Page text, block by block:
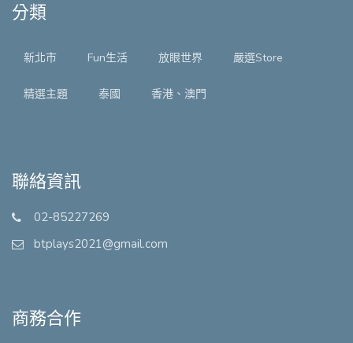
分類
新北市 Fun生活 放眼世界 嚴選Store
精選主題 泰國 香港、澳門
聯絡資訊
02-85227269
btplays2021@gmail.com
商務合作